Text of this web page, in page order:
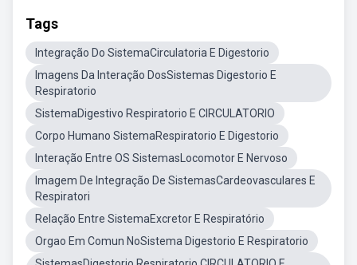
Tags
Integração Do SistemaCirculatoria E Digestorio
Imagens Da Interação DosSistemas Digestorio E
Respiratorio
SistemaDigestivo Respiratorio E CIRCULATORIO
Corpo Humano SistemaRespiratorio E Digestorio
Interação Entre OS SistemasLocomotor E Nervoso
Imagem De Integração De SistemasCardeovasculares E
Respiratori
Relação Entre SistemaExcretor E Respiratório
Orgao Em Comun NoSistema Digestorio E Respiratorio